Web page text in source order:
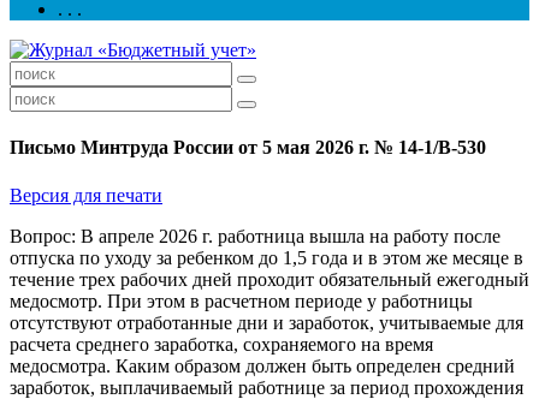
. . .
Письмо Минтруда России от 5 мая 2026 г. № 14-1/В-530
Версия для печати
Вопрос: В апреле 2026 г. работница вышла на работу после
отпуска по уходу за ребенком до 1,5 года и в этом же месяце в
течение трех рабочих дней проходит обязательный ежегодный
медосмотр. При этом в расчетном периоде у работницы
отсутствуют отработанные дни и заработок, учитываемые для
расчета среднего заработка, сохраняемого на время
медосмотра. Каким образом должен быть определен средний
заработок, выплачиваемый работнице за период прохождения